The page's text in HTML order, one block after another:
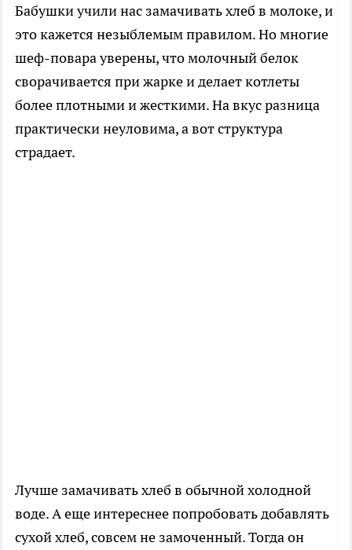
Бабушки учили нас замачивать хлеб в молоке, и
это кажется незыблемым правилом. Но многие
шеф-повара уверены, что молочный белок
сворачивается при жарке и делает котлеты
более плотными и жесткими. На вкус разница
практически неуловима, а вот структура
страдает.
Лучше замачивать хлеб в обычной холодной
воде. А еще интереснее попробовать добавлять
сухой хлеб, совсем не замоченный. Тогда он